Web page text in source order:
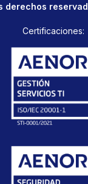
derechos
Certificaciones: